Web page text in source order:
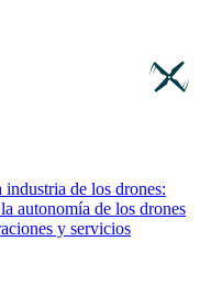
de los drones:
autonomía de los drones
y servicios